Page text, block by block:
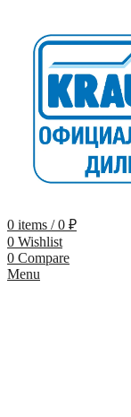
0 items / 0 ₽
0 Wishlist
0 Compare
Menu